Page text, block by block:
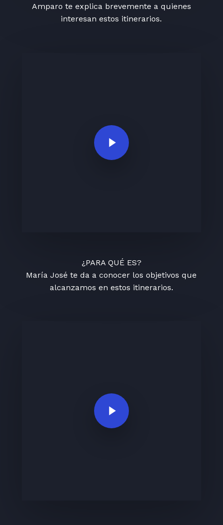
Amparo te explica brevemente a quienes
interesan estos itinerarios.
Play Video
¿PARA QUÉ ES?
María José te da a conocer los objetivos que
alcanzamos en estos itinerarios.
Play Video